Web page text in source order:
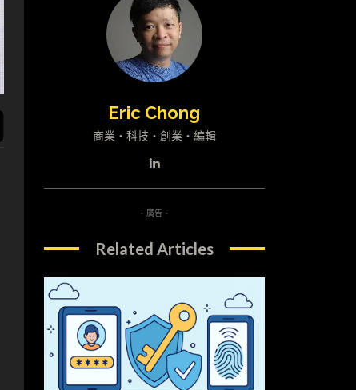
Eric Chong
商業・科技・創業・編輯
- 廣告 -
Related Articles